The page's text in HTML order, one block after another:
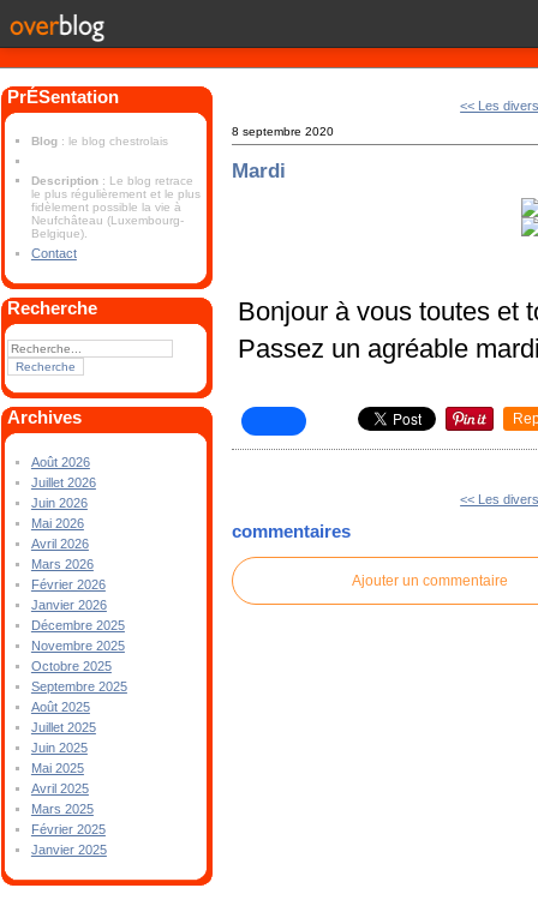
PrÉSentation
Blog : le blog chestrolais
Description : Le blog retrace
le plus régulièrement et le plus
fidèlement possible la vie à
Neufchâteau (Luxembourg-
Belgique).
Contact
Recherche
Archives
Août 2026
Juillet 2026
Juin 2026
Mai 2026
Avril 2026
Mars 2026
Février 2026
Janvier 2026
Décembre 2025
Novembre 2025
Octobre 2025
Septembre 2025
Août 2025
Juillet 2025
Juin 2025
Mai 2025
Avril 2025
Mars 2025
Février 2025
Janvier 2025
<< Les
8 septembre 2020
Mardi
Bonjour à vous toutes et
Passez un agréable
<< Les
commentaires
Ajouter un commentaire